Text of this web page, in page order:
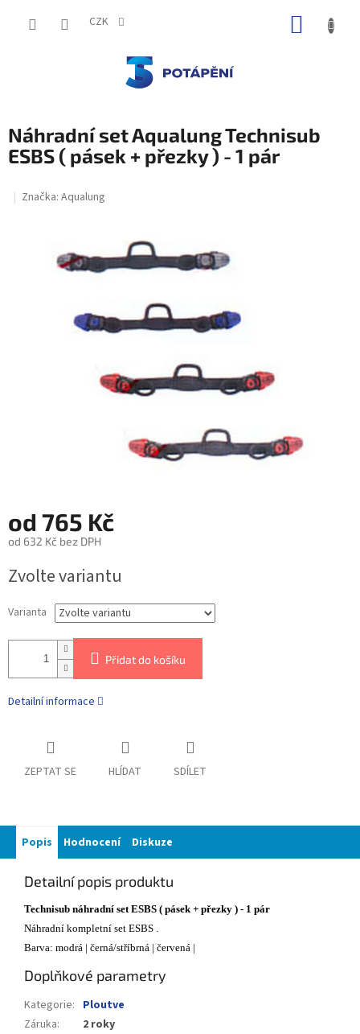
CZK
Náhradní set Aqualung Technisub
ESBS ( pásek + přezky ) - 1 pár
Značka: Aqualung
od 765 Kč
od 632 Kč bez DPH
Zvolte variantu
Varianta
Přidat do košíku
Detailní informace
ZEPTAT SE HLÍDAT SDÍLET
Popis Hodnocení Diskuze
Detailní popis produktu
Technisub náhradní set ESBS ( pásek + přezky ) - 1 pár
Náhradní kompletní set ESBS .
Barva: modrá | černá/stříbrná | červená |
Doplňkové parametry
Kategorie: Ploutve
Záruka: 2 roky